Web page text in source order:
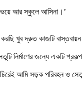
ভয়ে আর স্কুলে আসিনা।’
খুব দ্রুত কাজটি
নির্মাণের জন্যে একটি
আমি সড়ক পরিবহন ও